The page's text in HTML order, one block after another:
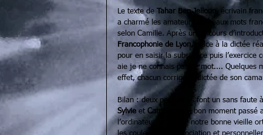
Le texte de Tahar Ben Jelloun , écrivain
a charmé les amateurs de beaux mots
selon Camille. Après un discours
Francophonie de Lyon, place à la dictée
pour en saisir la substance puis
aie je ne connais pas ce mot.... Quelques
effet, chacun corrige la dictée de son
Bilan : deux personnes font un sans faute
Sylvie et Camille
et un bon moment
l’ordinateur on oublie notre bonne vieille